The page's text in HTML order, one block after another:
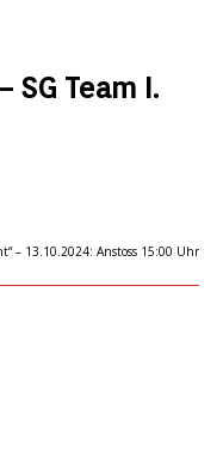
SG Team I.
– 13.10.2024: Anstoss 15:00 Uhr